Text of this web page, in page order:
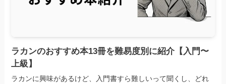
ラカンのおすすめ本13冊を難易度別に紹介【入門〜
上級】
ラカンに興味があるけど、入門書すら難しいって聞くし、どれ